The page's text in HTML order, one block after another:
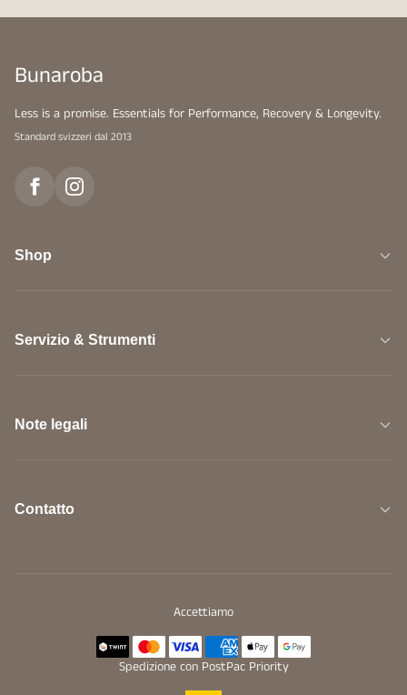
Bunaroba
Less is a promise. Essentials for Performance, Recovery & Longevity.
Standard svizzeri dal 2013
Shop
Servizio & Strumenti
Note legali
Contatto
Accettiamo
Spedizione con PostPac Priority